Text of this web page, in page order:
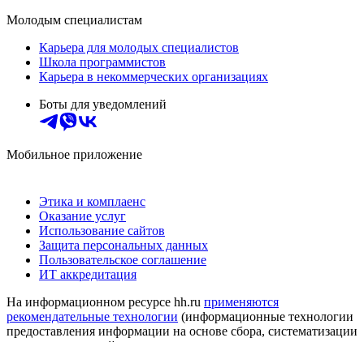
Молодым специалистам
Карьера для молодых специалистов
Школа программистов
Карьера в некоммерческих организациях
Боты для уведомлений
Мобильное приложение
Этика и комплаенс
Оказание услуг
Использование сайтов
Защита персональных данных
Пользовательское соглашение
ИТ аккредитация
На информационном ресурсе hh.ru применяются
рекомендательные технологии (информационные технологии
предоставления информации на основе сбора, систематизации